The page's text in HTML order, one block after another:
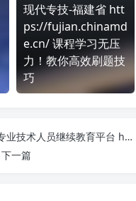
现代专技-福建省 htt
ps://fujian.chinamd
e.cn/ 课程学习无压
力！教你高效刷题技
巧
提升学习效率！内蒙古专业技术人员继续教育平台 http://nmg.zgrsw.cn/Elearning.NeiMeng.Student/Home/Index 刷课方法全揭秘
下一篇